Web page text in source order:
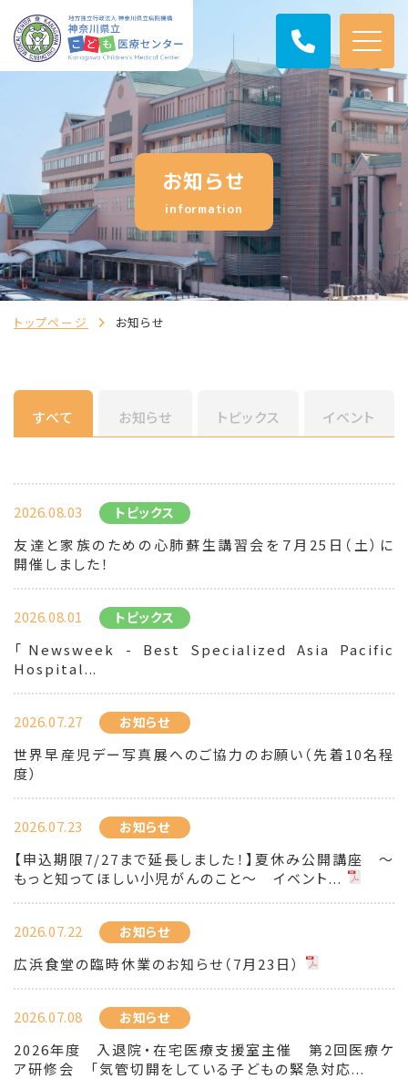
お知らせ
information
トップページ お知らせ
すべて お知らせ トピックス イベント
2026.08.03 トピックス
友達と家族のための心肺蘇生講習会を７月25日（土）に
開催しました！
2026.08.01 トピックス
「Newsweek - Best Specialized Asia Pacific
Hospital...
2026.07.27 お知らせ
世界早産児デー写真展へのご協力のお願い（先着10名程
度）
2026.07.23 お知らせ
【申込期限7/27まで延長しました！】夏休み公開講座 ～
もっと知ってほしい小児がんのこと～ イベント...
2026.07.22 お知らせ
広浜食堂の臨時休業のお知らせ（7月23日）
2026.07.08 お知らせ
2026年度 入退院・在宅医療支援室主催 第2回医療ケ
ア研修会 「気管切開をしている子どもの緊急対応...